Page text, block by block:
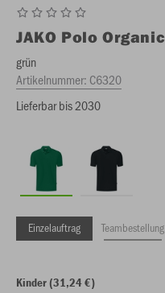
JAKO Polo Organic
grün
Artikelnummer: C6320
Lieferbar bis 2030
Einzelauftrag Teambestellung
Kinder (31,24 €)